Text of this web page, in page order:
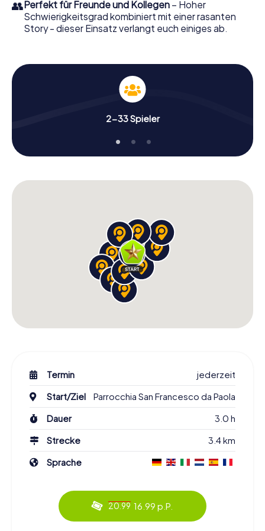
👥Perfekt für Freunde und Kollegen – Hoher
Schwierigkeitsgrad kombiniert mit einer rasanten
Story - dieser Einsatz verlangt euch einiges ab.
2-33 Spieler
Termin
jederzeit
Start/Ziel
Parrocchia San Francesco da Paola
Dauer
3.0 h
Strecke
3.4 km
Sprache
20.99 16.99 p.P.